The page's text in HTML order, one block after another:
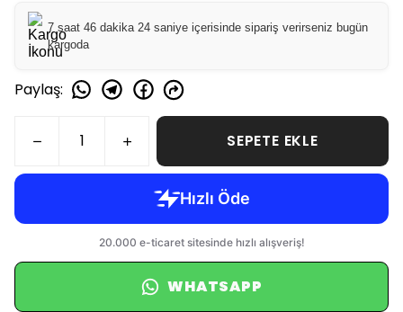
7 saat 46 dakika 23 saniye içerisinde sipariş verirseniz bugün
kargoda